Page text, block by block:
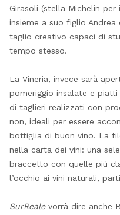
Girasoli (stella Michelin
insieme a suo figlio
taglio creativo capaci di
tempo stesso.
La Vineria, invece sarà
pomeriggio insalate e piatti
di taglieri realizzati con
non, ideali per essere
bottiglia di buon vino. La
nella carta dei vini: una
braccetto con quelle più
l’occhio ai vini naturali,
SurRealevorrà dire anche